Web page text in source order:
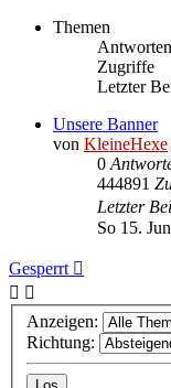
Themen
Antworten
Zugriffe
Letzter
Unsere Banner
von KleineHexe
0
444891
Letzter
So 15.
Gesperrt
Anzeigen:
Richtung: